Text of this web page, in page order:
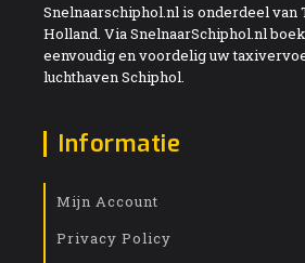
Snelnaarschiphol.nl is onderdeel van
Holland. Via SnelnaarSchiphol.nl
eenvoudig en voordelig uw
luchthaven Schiphol.
Informatie
Mijn Account
Privacy Policy